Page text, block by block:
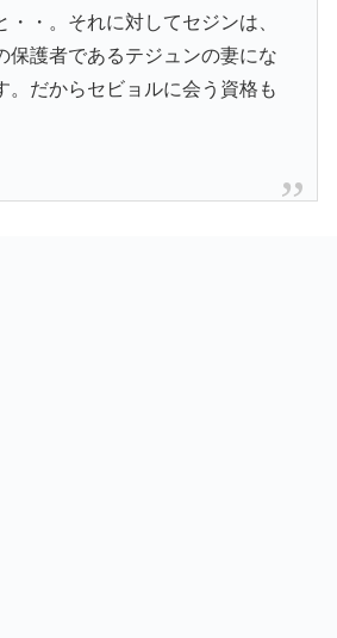
・・。それに対してセジンは、
保護者であるテジュンの妻にな
。だからセビョルに会う資格も